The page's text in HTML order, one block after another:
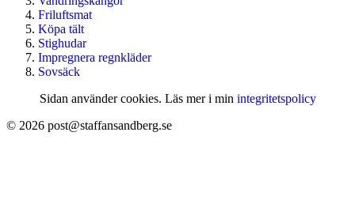
Friluftsmat
Köpa tält
Stighudar
Impregnera regnkläder
Sovsäck
Sidan använder cookies. Läs mer i min integritetspolicy
© 2026 post@staffansandberg.se